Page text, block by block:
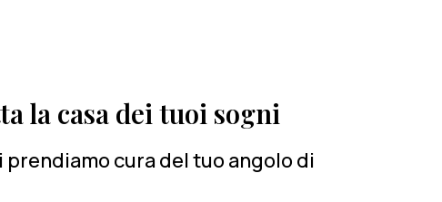
la casa dei tuoi sogni
prendiamo cura del tuo angolo di